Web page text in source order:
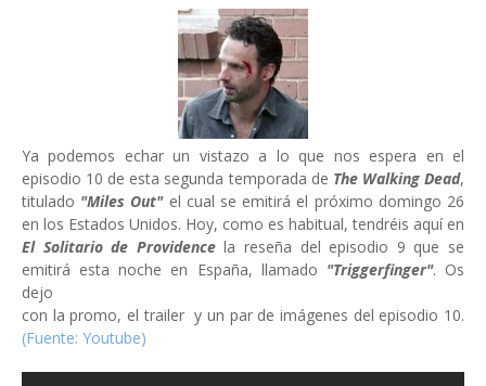
Ya podemos echar un vistazo a lo que nos espera en el
episodio 10 de esta segunda temporada de The Walking Dead,
titulado "Miles Out"el cual se emitirá el próximo domingo 26
en los Estados Unidos. Hoy, como es habitual, tendréis aquí en
El Solitario de Providencela reseña del episodio 9 que se
emitirá esta noche en España, llamado "Triggerfinger". Os
dejo
con la promo, el trailer y un par de imágenes del episodio 10.
(Fuente: Youtube)